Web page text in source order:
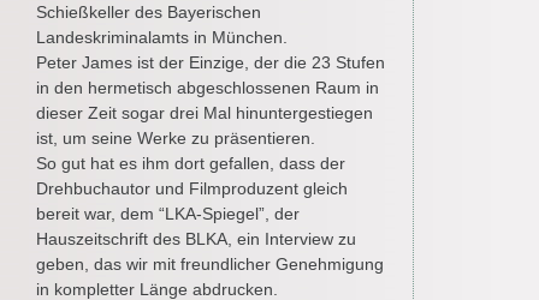
Schießkeller des Bayerischen
Landeskriminalamts in München.
Peter James ist der Einzige, der die 23 Stufen
in den hermetisch abgeschlossenen Raum in
dieser Zeit sogar drei Mal hinuntergestiegen
ist, um seine Werke zu präsentieren.
So gut hat es ihm dort gefallen, dass der
Drehbuchautor und Filmproduzent gleich
bereit war, dem “LKA-Spiegel”, der
Hauszeitschrift des BLKA, ein Interview zu
geben, das wir mit freundlicher Genehmigung
in kompletter Länge abdrucken.